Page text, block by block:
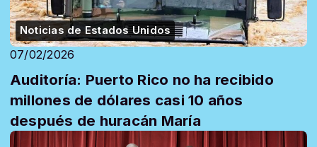
Noticias de Estados Unidos
07/02/2026
Auditoría: Puerto Rico no ha recibido
millones de dólares casi 10 años
después de huracán María